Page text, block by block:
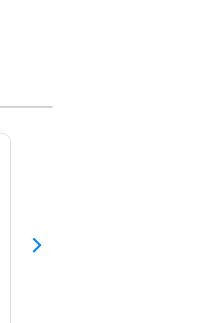
介護施設なので仕方がないかもしれませんが、
して感じで、誰も公共の場に出てきていないの